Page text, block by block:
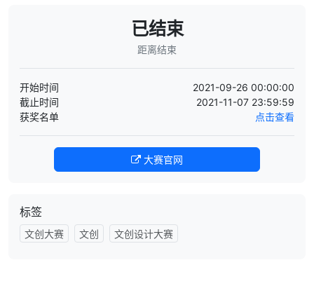
已结束
距离结束
开始时间
2021-09-26 00:00:00
截止时间
2021-11-07 23:59:59
获奖名单
点击查看
大赛官网
标签
文创大赛 文创 文创设计大赛